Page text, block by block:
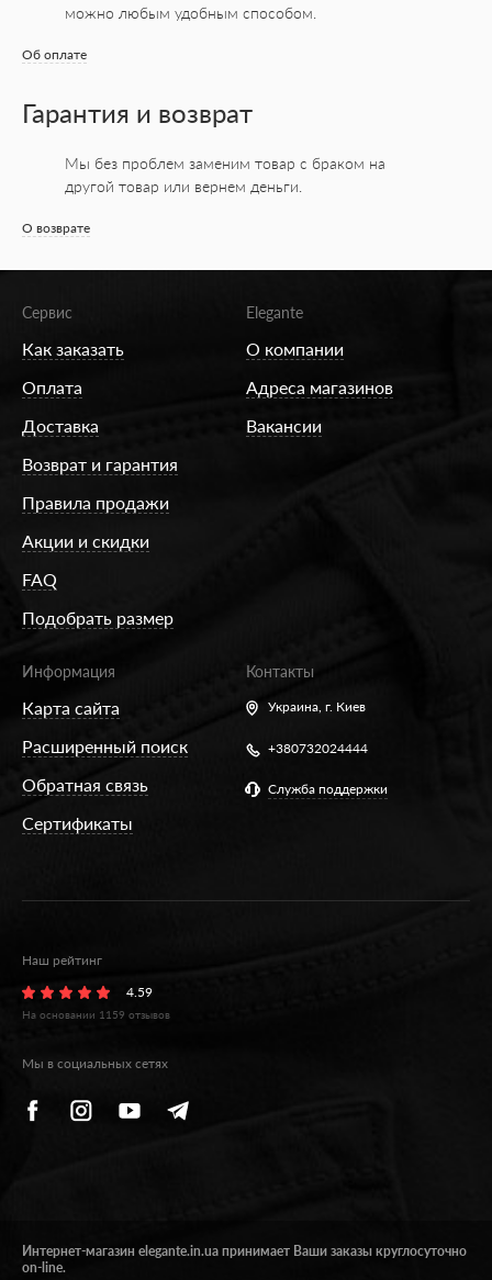
можно любым удобным способом.
Об оплате
Гарантия и возврат
Мы без проблем заменим товар с браком на
другой товар или вернем деньги.
О возврате
Сервис
Как заказать
Оплата
Доставка
Возврат и гарантия
Правила продажи
Акции и скидки
FAQ
Подобрать размер
Elegante
О компании
Адреса магазинов
Вакансии
Информация
Карта сайта
Расширенный поиск
Обратная связь
Сертификаты
Контакты
Украина, г. Киев
+380732024444
Служба поддержки
Наш рейтинг
4.59
На основании 1159 отзывов
Мы в социальных сетях
Интернет-магазин elegante.in.ua принимает Ваши заказы круглосуточно
on-line.